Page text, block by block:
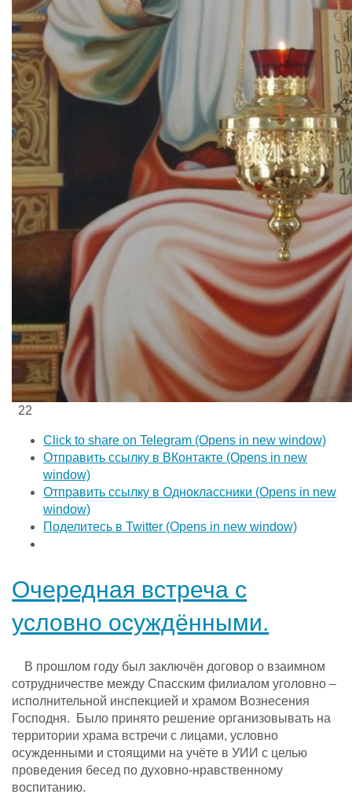
22
Click to share on Telegram (Opens in new window)
Отправить ссылку в ВКонтакте (Opens in new
window)
Отправить ссылку в Одноклассники (Opens in new
window)
Поделитесь в Twitter (Opens in new window)
Очередная встреча с
условно осуждёнными.
В прошлом году был заключён договор о взаимном
сотрудничестве между Спасским филиалом уголовно –
исполнительной инспекцией и храмом Вознесения
Господня. Было принято решение организовывать на
территории храма встречи с лицами, условно
осужденными и стоящими на учёте в УИИ с целью
проведения бесед по духовно-нравственному
воспитанию.